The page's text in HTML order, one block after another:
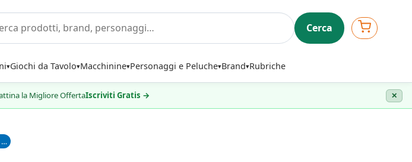
Giochi da Tavolo Macchinine Personaggi e Peluche Brand Rubriche
Cerca
la Migliore OffertaIscriviti Gratis → ✕
Dragon Trainer Racing, Gioco di Costruzioni da 4 Anni - PLAYMOBIL 70730 DreamWorks